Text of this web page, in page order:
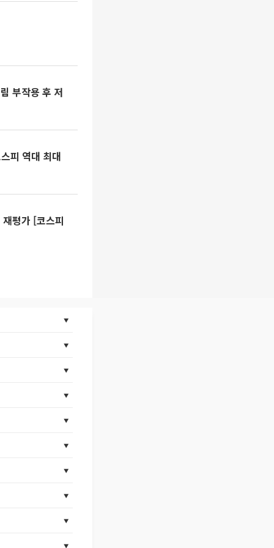
부작용 후 저
피 역대 최대
평가 [코스피